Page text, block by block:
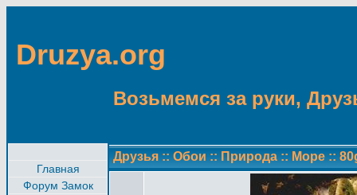
Druzya.org
Возьмемся за руки,
Главная
Форум Замок
Друзья :: Обои :: Природа :: Море ::